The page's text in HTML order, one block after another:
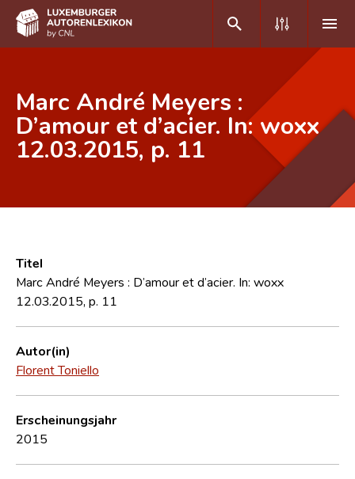
DE FR
Home
Erweiterte Suche
CNL
Forschungsgruppe
Marc André Meyers :
D’amour et d’acier. In: woxx
12.03.2015, p. 11
Titel
Marc André Meyers : D’amour et d’acier. In: woxx
12.03.2015, p. 11
Autor(in)
Florent Toniello
Erscheinungsjahr
2015